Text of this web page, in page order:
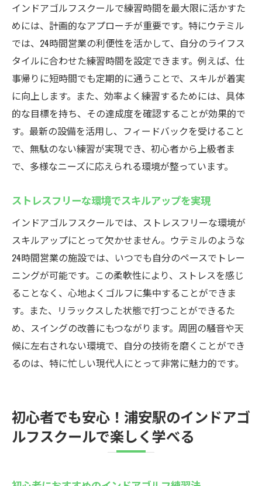
ス
初心者に優しい手軽なスタート方法
急な予定でも対応可能な便利さ
必要なものは全て揃っているインドアゴル
フ
手ぶらで気軽に通える魅力
コミュニティ形成にも最適！浦安駅のインドア
ゴルフスクールで仲間を作ろう
インドアゴルフを通じた新しい出会い
スクール内でのコミュニティ活動紹介
同じ目標を持つ仲間と切磋琢磨
ゴルフを通じた人脈作りのメリット
一緒に成長できる仲間との交流
インドアゴルフスクールで練習時間を最大限に活かすた
めには、計画的なアプローチが重要です。特にウテミル
では、24時間営業の利便性を活かして、自分のライフス
タイルに合わせた練習時間を設定できます。例えば、仕
事帰りに短時間でも定期的に通うことで、スキルが着実
に向上します。また、効率よく練習するためには、具体
的な目標を持ち、その達成度を確認することが効果的で
す。最新の設備を活用し、フィードバックを受けること
で、無駄のない練習が実現でき、初心者から上級者ま
で、多様なニーズに応えられる環境が整っています。
ストレスフリーな環境でスキルアップを実現
インドアゴルフスクールでは、ストレスフリーな環境が
スキルアップにとって欠かせません。ウテミルのような
24時間営業の施設では、いつでも自分のペースでトレー
ニングが可能です。この柔軟性により、ストレスを感じ
ることなく、心地よくゴルフに集中することができま
す。また、リラックスした状態で打つことができるた
め、スイングの改善にもつながります。周囲の騒音や天
候に左右されない環境で、自分の技術を磨くことができ
るのは、特に忙しい現代人にとって非常に魅力的です。
初心者でも安心！浦安駅のインドアゴ
ルフスクールで楽しく学べる